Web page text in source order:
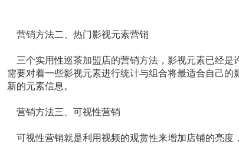
营销方法二、热门影视元素营销
三个实用性巡茶加盟店的营销方法，影视元素已经是
需要对着一些影视元素进行统计与组合将最适合自己
新的元素信息。
营销方法三、可视性营销
可视性营销就是利用视频的观赏性来增加店铺的亮度